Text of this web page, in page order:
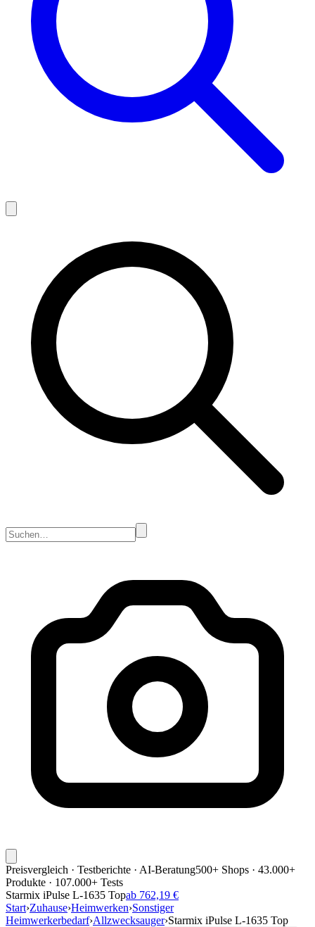
Preisvergleich · Testberichte · AI-Beratung500+ Shops · 43.000+
Produkte · 107.000+ Tests
Starmix iPulse L-1635 Topab 762,19 €
Start›Zuhause›Heimwerken›Sonstiger
Heimwerkerbedarf›Allzwecksauger›Starmix iPulse L-1635 Top